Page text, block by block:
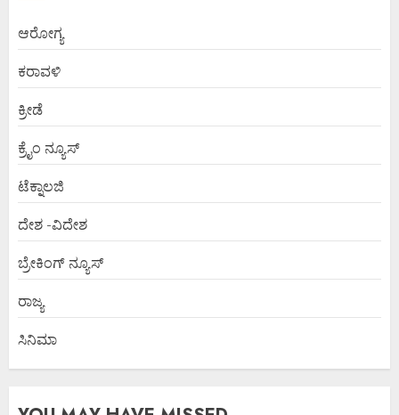
ಆರೋಗ್ಯ
ಕರಾವಳಿ
ಕ್ರೀಡೆ
ಕ್ರೈಂ ನ್ಯೂಸ್
ಟೆಕ್ನಾಲಜಿ
ದೇಶ -ವಿದೇಶ
ಬ್ರೇಕಿಂಗ್ ನ್ಯೂಸ್
ರಾಜ್ಯ
ಸಿನಿಮಾ